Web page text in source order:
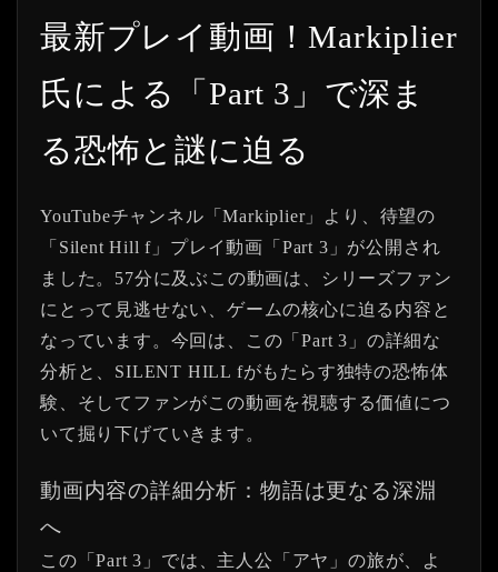
最新プレイ動画！Markiplier
氏による「Part 3」で深ま
る恐怖と謎に迫る
YouTubeチャンネル「Markiplier」より、待望の
「Silent Hill f」プレイ動画「Part 3」が公開され
ました。57分に及ぶこの動画は、シリーズファン
にとって見逃せない、ゲームの核心に迫る内容と
なっています。今回は、この「Part 3」の詳細な
分析と、SILENT HILL fがもたらす独特の恐怖体
験、そしてファンがこの動画を視聴する価値につ
いて掘り下げていきます。
動画内容の詳細分析：物語は更なる深淵
へ
この「Part 3」では、主人公「アヤ」の旅が、よ